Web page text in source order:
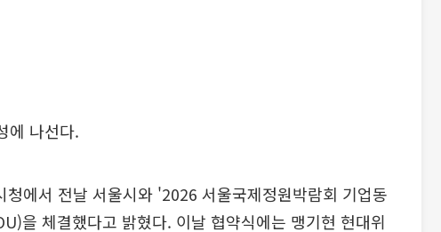
에 나선다.
에서 전날 서울시와 '2026 서울국제정원박람회 기업동
을 체결했다고 밝혔다. 이날 협약식에는 맹기현 현대위